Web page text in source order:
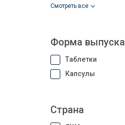
Смотреть все
Форма выпуска
Таблетки
Капсулы
Страна